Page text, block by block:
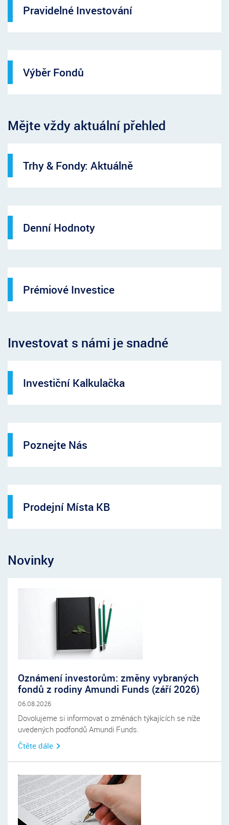
Pravidelné Investování
Výběr Fondů
Mějte vždy aktuální přehled
Trhy & Fondy: Aktuálně
Denní Hodnoty
Prémiové Investice
Investovat s námi je snadné
Investiční Kalkulačka
Poznejte Nás
Prodejní Místa KB
Novinky
Oznámení investorům: změny vybraných
fondů z rodiny Amundi Funds (září 2026)
06.08.2026
Dovolujeme si informovat o změnách týkajících se níže
uvedených podfondů Amundi Funds.
Čtěte dále